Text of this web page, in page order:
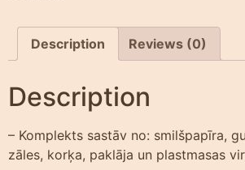
Description Reviews (0)
Description
– Komplekts sastāv no: smilšpapīra,
zāles, korķa, paklāja un plastmasas